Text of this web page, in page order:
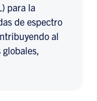
para la
de espectro
al